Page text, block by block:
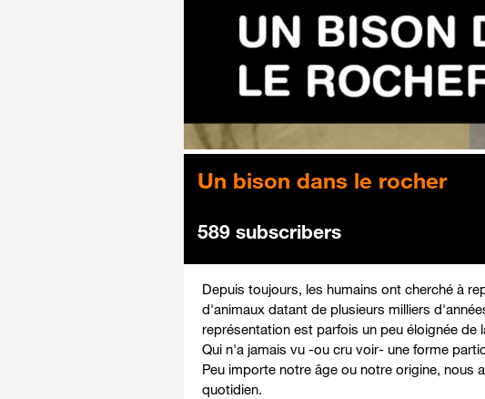
Un bison dans le rocher
589 subscribers
Depuis toujours, les humains ont cherché à
d'animaux datant de plusieurs milliers
représentation est parfois un peu éloignée de
Qui n'a jamais vu -ou cru voir- une forme
Peu importe notre âge ou notre origine,
quotidien.